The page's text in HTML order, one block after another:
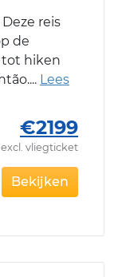
reis
de
tot hiken
€2199
excl. vliegticket
Bekijken